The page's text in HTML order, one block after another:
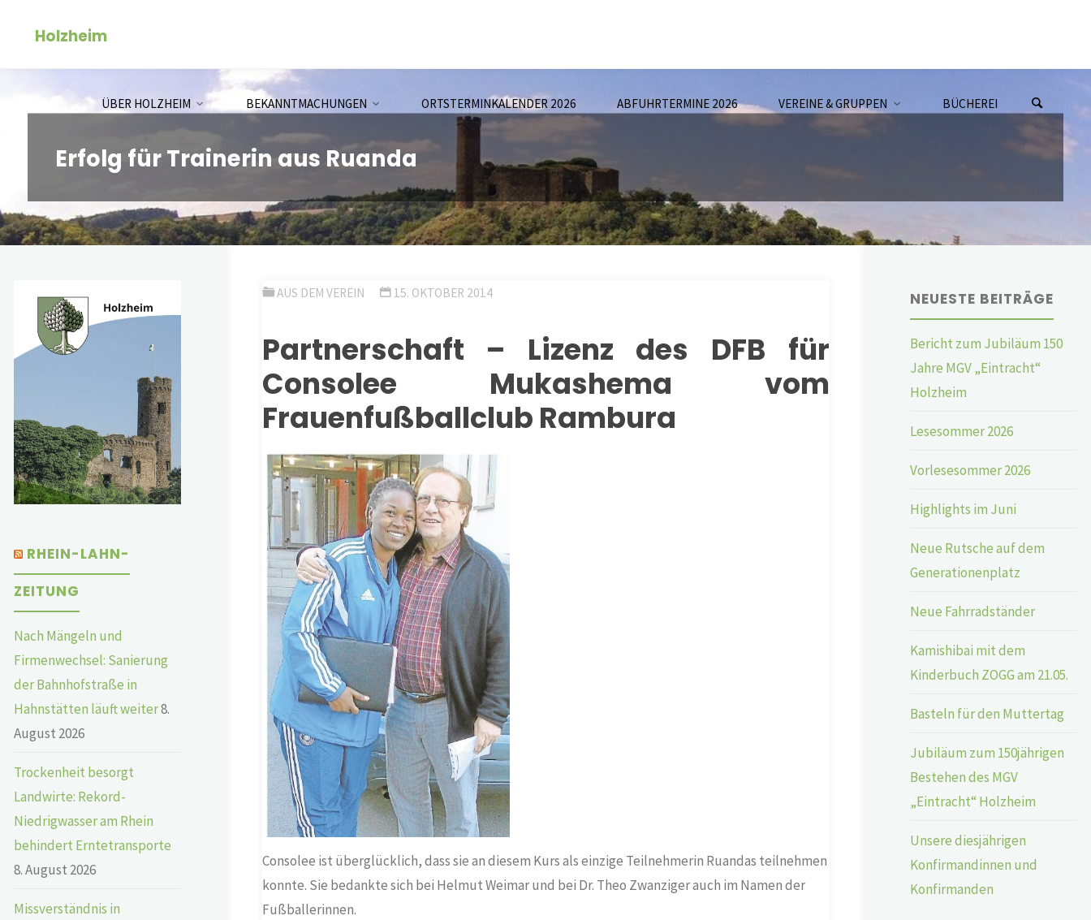
Holzheim
ÜBER HOLZHEIM BEKANNTMACHUNGEN ORTSTERMINKALENDER 2026 ABFUHRTERMINE 2026 VEREINE & GRUPPEN BÜCHEREI
Erfolg für Trainerin aus Ruanda
AUS DEM VEREIN 15. OKTOBER 2014
Partnerschaft – Lizenz des DFB für
Consolee Mukashema vom
Frauenfußballclub Rambura
Consolee ist überglücklich, dass sie an diesem Kurs als einzige Teilnehmerin Ruandas teilnehmen
konnte. Sie bedankte sich bei Helmut Weimar und bei Dr. Theo Zwanziger auch im Namen der
Fußballerinnen.
RHEIN-LAHN-
ZEITUNG
Nach Mängeln und
Firmenwechsel: Sanierung
der Bahnhofstraße in
Hahnstätten läuft weiter8.
August 2026
Trockenheit besorgt
Landwirte: Rekord-
Niedrigwasser am Rhein
behindert Erntetransporte
8. August 2026
Missverständnis in
NEUESTE BEITRÄGE
Bericht zum Jubiläum 150
Jahre MGV „Eintracht“
Holzheim
Lesesommer 2026
Vorlesesommer 2026
Highlights im Juni
Neue Rutsche auf dem
Generationenplatz
Neue Fahrradständer
Kamishibai mit dem
Kinderbuch ZOGG am 21.05.
Basteln für den Muttertag
Jubiläum zum 150jährigen
Bestehen des MGV
„Eintracht“ Holzheim
Unsere diesjährigen
Konfirmandinnen und
Konfirmanden